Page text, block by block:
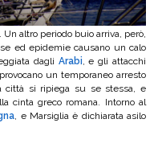
altro periodo buio arriva, però,
ed epidemie causano un calo
dagli Arabi, e gli attacchi
provocano un temporaneo arresto
città si ripiega su se stessa, e
cinta greco romana. Intorno al
, e Marsiglia è dichiarata asilo